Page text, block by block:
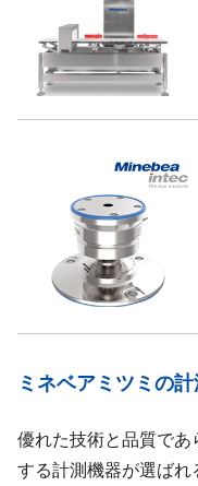
ミネベアミツミの
優れた技術と品質であ
する計測機器が選ばれ